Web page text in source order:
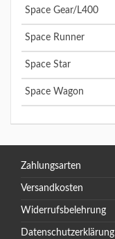
Space Gear/L400
Space Runner
Space Star
Space Wagon
Zahlungsarten
Versandkosten
Widerrufsbelehrung
Datenschutzerklärung